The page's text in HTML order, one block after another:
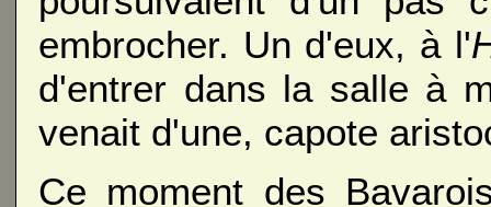
embrocher. Un d'eux, à l'
d'entrer dans la salle à
venait d'une, capote
Ce moment des